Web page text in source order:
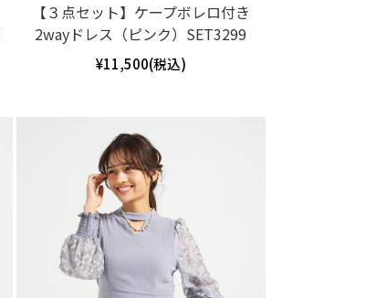
【３点セット】ケープボレロ付き
2wayドレス（ピンク）SET3299
¥11,500(税込)